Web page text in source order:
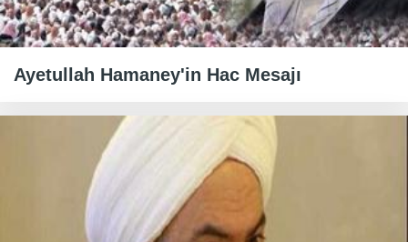
Ayetullah Hamaney'in Hac Mesajı